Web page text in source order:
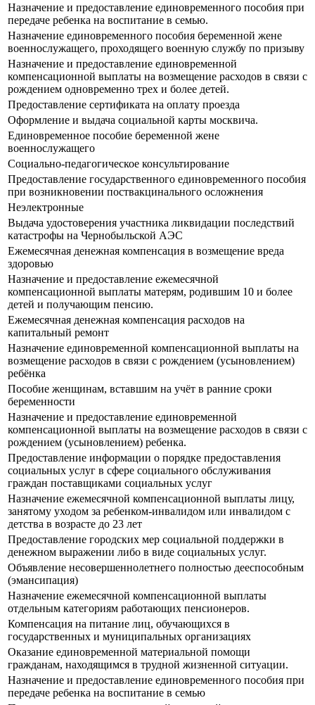
Назначение и предоставление единовременного пособия при
передаче ребенка на воспитание в семью.
Назначение единовременного пособия беременной жене
военнослужащего, проходящего военную службу по призыву
Назначение и предоставление единовременной
компенсационной выплаты на возмещение расходов в связи с
рождением одновременно трех и более детей.
Предоставление сертификата на оплату проезда
Оформление и выдача социальной карты москвича.
Единовременное пособие беременной жене
военнослужащего
Социально-педагогическое консультирование
Предоставление государственного единовременного пособия
при возникновении поствакцинального осложнения
Неэлектронные
Выдача удостоверения участника ликвидации последствий
катастрофы на Чернобыльской АЭС
Ежемесячная денежная компенсация в возмещение вреда
здоровью
Назначение и предоставление ежемесячной
компенсационной выплаты матерям, родившим 10 и более
детей и получающим пенсию.
Ежемесячная денежная компенсация расходов на
капитальный ремонт
Назначение единовременной компенсационной выплаты на
возмещение расходов в связи с рождением (усыновлением)
ребёнка
Пособие женщинам, вставшим на учёт в ранние сроки
беременности
Назначение и предоставление единовременной
компенсационной выплаты на возмещение расходов в связи с
рождением (усыновлением) ребенка.
Предоставление информации о порядке предоставления
социальных услуг в сфере социального обслуживания
граждан поставщиками социальных услуг
Назначение ежемесячной компенсационной выплаты лицу,
занятому уходом за ребенком-инвалидом или инвалидом с
детства в возрасте до 23 лет
Предоставление городских мер социальной поддержки в
денежном выражении либо в виде социальных услуг.
Объявление несовершеннолетнего полностью дееспособным
(эмансипация)
Назначение ежемесячной компенсационной выплаты
отдельным категориям работающих пенсионеров.
Компенсация на питание лиц, обучающихся в
государственных и муниципальных организациях
Оказание единовременной материальной помощи
гражданам, находящимся в трудной жизненной ситуации.
Назначение и предоставление единовременного пособия при
передаче ребенка на воспитание в семью